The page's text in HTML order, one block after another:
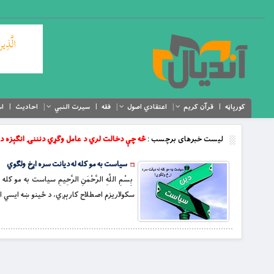
کورپاڼه قرآن کریم اعتقادي اصول فقه سیرت النبي احادیث
لیست خبرهای برچسب :څه چې دخالت لري د عامل وگړي دنننۍ انگېزه
سیاست به مو کله له دیانت سره اړخ ولگوي
بِسْمِ اللَّهِ الرَّحْمَنِ الرَّحِيمِ سیاست به مو کله
سکولاریزم اصطلاح کارېږي، د ځینو ښه